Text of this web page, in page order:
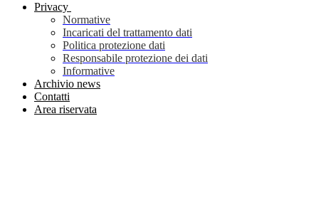
Privacy
Normative
Incaricati del trattamento dati
Politica protezione dati
Responsabile protezione dei dati
Informative
Archivio news
Contatti
Area riservata